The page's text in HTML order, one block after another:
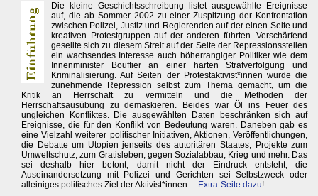
Die kleine Geschichtsschreibung listet ausgewählte Ereignisse
auf, die ab Sommer 2002 zu einer Zuspitzung der Konfrontation
zwischen Polizei, Justiz und Regierenden auf der einen Seite und
kreativen Protestgruppen auf der anderen führten. Verschärfend
gesellte sich zu diesem Streit auf der Seite der Repressionsstellen
ein wachsendes Interesse auch höherrangiger Politiker wie dem
Innenminister Bouffier an einer harten Strafverfolgung und
Kriminalisierung. Auf Seiten der Protestaktivist*innen wurde die
zunehmende Repression selbst zum Thema gemacht, um die
Kritik an Herrschaft zu vermitteln und die Methoden der
Herrschaftsausübung zu demaskieren. Beides war Öl ins Feuer des
ungleichen Konfliktes. Die ausgewählten Daten beschränken sich auf
Ereignisse, die für den Konflikt von Bedeutung waren. Daneben gab es
eine Vielzahl weiterer politischer Initiativen, Aktionen, Veröffentlichungen,
die Debatte um Utopien jenseits des autoritären Staates, Projekte zum
Umweltschutz, zum Gratisleben, gegen Sozialabbau, Krieg und mehr. Das
sei deshalb hier betont, damit nicht der Eindruck entsteht, die
Auseinandersetzung mit Polizei und Gerichten sei Selbstzweck oder
alleiniges politisches Ziel der Aktivist*innen ... Extra-Seite dazu!